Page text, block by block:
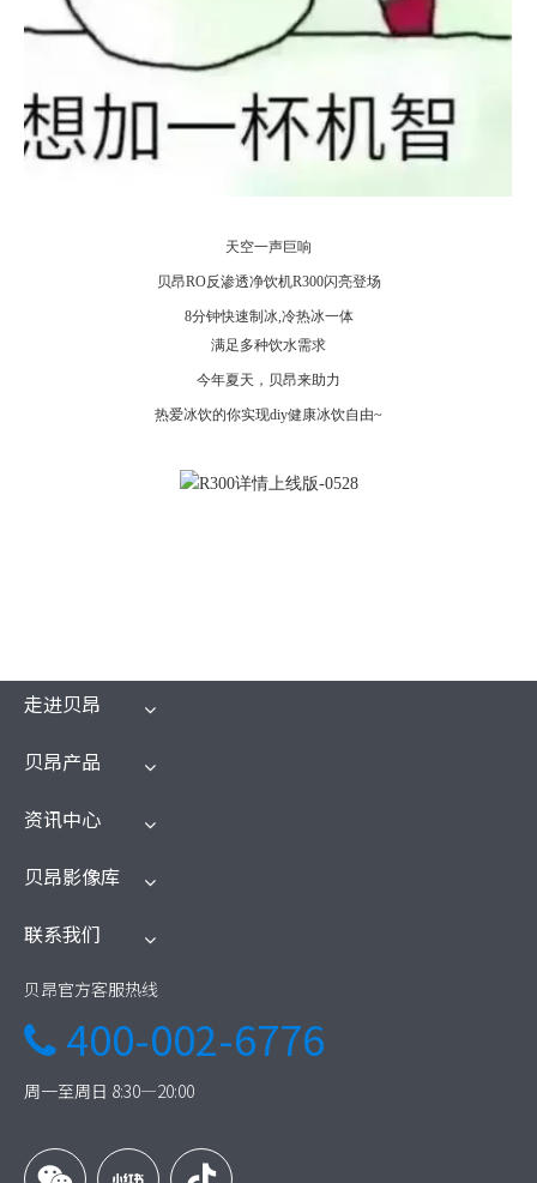
天空一声巨响
贝昂RO反渗透净饮机R300闪亮登场
8分钟快速制冰,冷热冰一体
满足多种饮水需求
今年夏天，贝昂来助力
热爱冰饮的你实现diy健康冰饮自由~
走进贝昂
贝昂产品
资讯中心
贝昂影像库
联系我们
贝昂官方客服热线
 400-002-6776
周一至周日 8:30—20:00